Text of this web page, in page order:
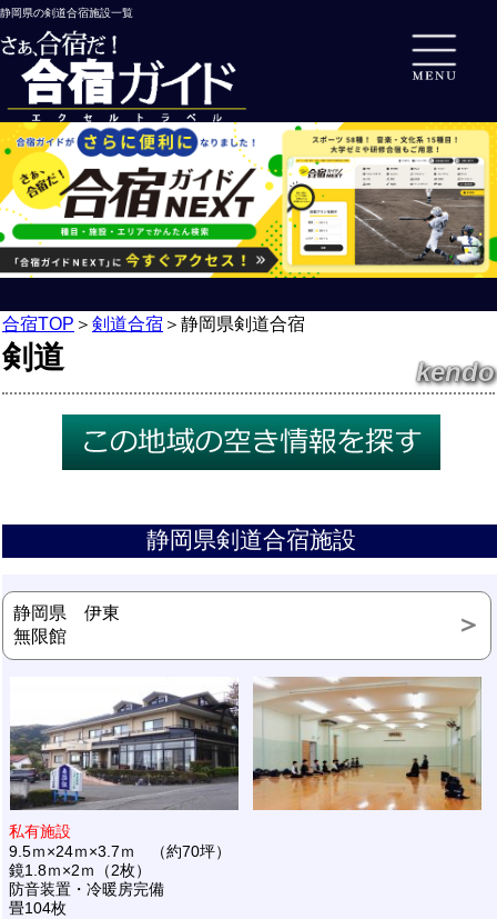
静岡県の剣道合宿施設一覧
合宿TOP ＞ 剣道合宿 ＞ 静岡県剣道合宿
剣道 kendo
静岡県剣道合宿施設
静岡県 伊東
無限館
私有施設
9.5ｍ×24ｍ×3.7ｍ （約70坪）
鏡1.8ｍ×2ｍ（2枚）
防音装置・冷暖房完備
畳104枚